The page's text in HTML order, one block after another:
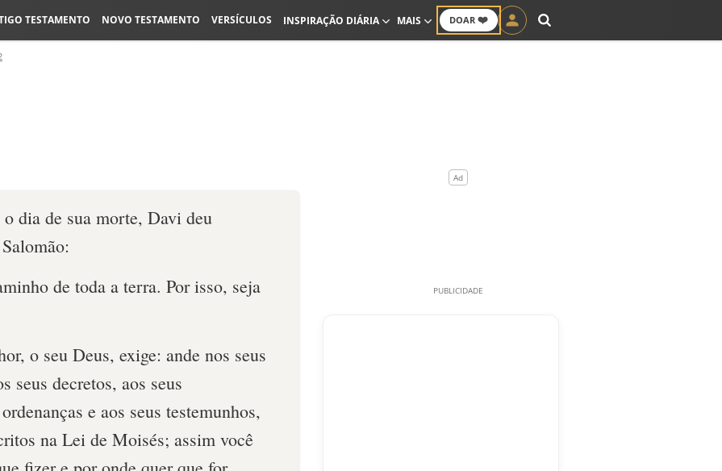
DOAR ❤️
TESTAMENTO NOVO TESTAMENTO VERSÍCULOS INSPIRAÇÃO DIÁRIA MAIS
dia de sua morte, Davi deu
de toda a terra. Por isso, seja
o seu Deus, exige: ande nos seus
seus decretos, aos seus
e aos seus testemunhos,
na Lei de Moisés; assim você